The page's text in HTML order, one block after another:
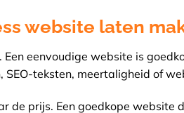
website laten
eenvoudige website is
SEO-teksten, meertaligheid of
de prijs. Een goedkope